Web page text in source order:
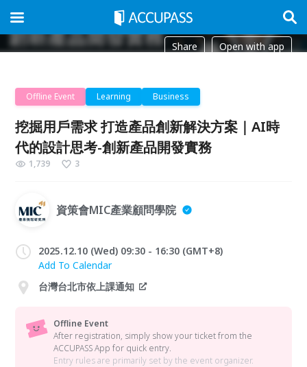
Share Open with app
Offline Event Learning Business
挖掘用戶需求 打造產品創新解決方案｜AI時
代的設計思考-創新產品開發實務
1,739 3
資策會MIC產業顧問學院
2025.12.10 (Wed) 09:30 - 16:30 (GMT+8)
Add To Calendar
台灣台北市依上課通知
Offline Event
After registration, simply show your ticket from the
ACCUPASS App for quick entry.
Entry rules are primarily set by the event organizer.